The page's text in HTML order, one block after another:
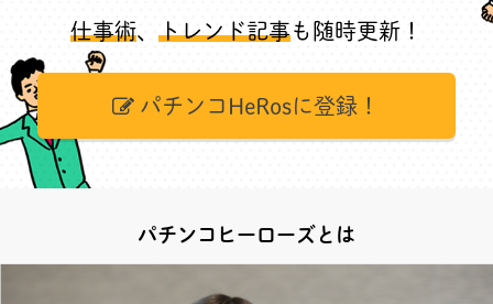
仕事術、 トレンド記事も随時更新！
パチンコHeRosに登録！
パチンコヒーローズとは